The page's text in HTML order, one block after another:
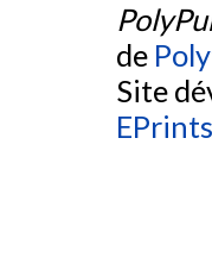
de
Site
EPrints